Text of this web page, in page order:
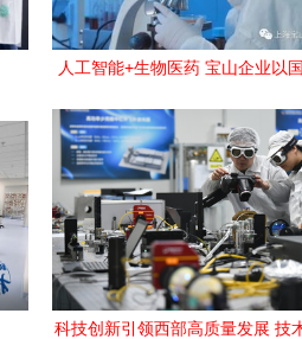
人工智能+生物医药 宝山企业以
科技创新引领西部高质量发展 技